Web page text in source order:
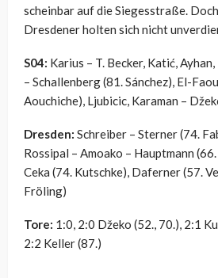
scheinbar auf die Siegesstraße.
Dresdener holten sich nicht
S04: Karius – T. Becker, Katić,
– Schallenberg (81. Sánchez), El-
Aouchiche), Ljubicic, Karaman –
Dresden: Schreiber – Sterner (74.
Rossipal – Amoako – Hauptmann
Ceka (74. Kutschke), Daferner (57.
Fröling)
Tore: 1:0, 2:0 Džeko (52., 70.), 2:1
2:2 Keller (87.)